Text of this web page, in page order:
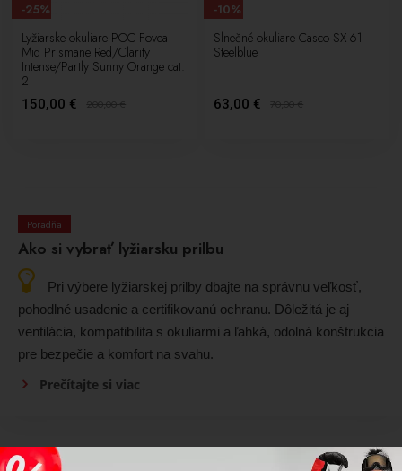
Lyžiarske okuliare POC Fovea
Mid Prismane Red/Clarity
Intense/Partly Sunny Orange cat.
2
150,00 € 200,00€
-25%
Slnečné okuliare Casco SX-61
Steelblue
63,00 € 70,00€
-10%
Poradňa
Ako si vybrať lyžiarsku prilbu
Pri výbere lyžiarskej prilby dbajte na správnu veľkosť,
pohodlné usadenie a certifikovanú ochranu. Dôležitá je aj
ventilácia, kompatibilita s okuliarmi a ľahká, odolná konštrukcia
pre bezpečie a komfort na svahu.
Prečítajte si viac
Lyžiarske prilby